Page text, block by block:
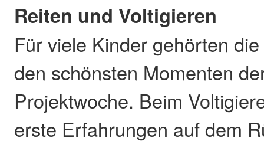
Reiten und Voltigieren
Für viele Kinder gehörten
den schönsten Momenten
Projektwoche. Beim
erste Erfahrungen auf dem